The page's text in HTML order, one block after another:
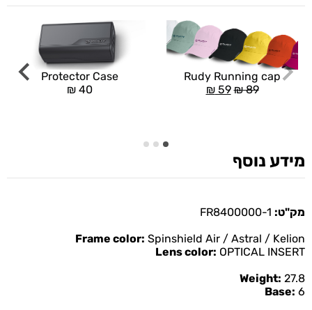
Rudy Running cap
₪89
₪59
Protector Case
₪ 40
מידע נוסף
מק"ט:
Frame color: Spinshield Air / Astral / Kelion
Lens color: OPTICAL INSERT
Weight: 27.8
Base: 6